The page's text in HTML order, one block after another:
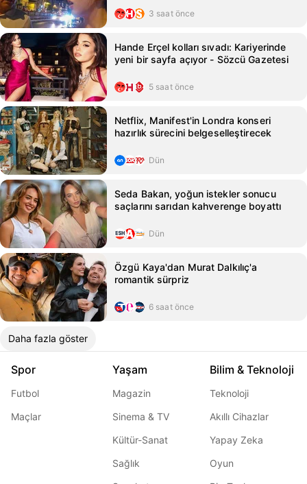
3 saat önce
Hande Erçel kolları sıvadı: Kariyerinde
yeni bir sayfa açıyor - Sözcü Gazetesi
5 saat önce
Netflix, Manifest'in Londra konseri
hazırlık sürecini belgeselleştirecek
Dün
Seda Bakan, yoğun istekler sonucu
saçlarını sarıdan kahverenge boyattı
Dün
Özgü Kaya'dan Murat Dalkılıç'a
romantik sürpriz
6 saat önce
Daha fazla göster
Spor
Futbol
Maçlar
Yaşam
Magazin
Sinema & TV
Kültür-Sanat
Sağlık
Bilim & Teknoloji
Teknoloji
Akıllı Cihazlar
Yapay Zeka
Oyun